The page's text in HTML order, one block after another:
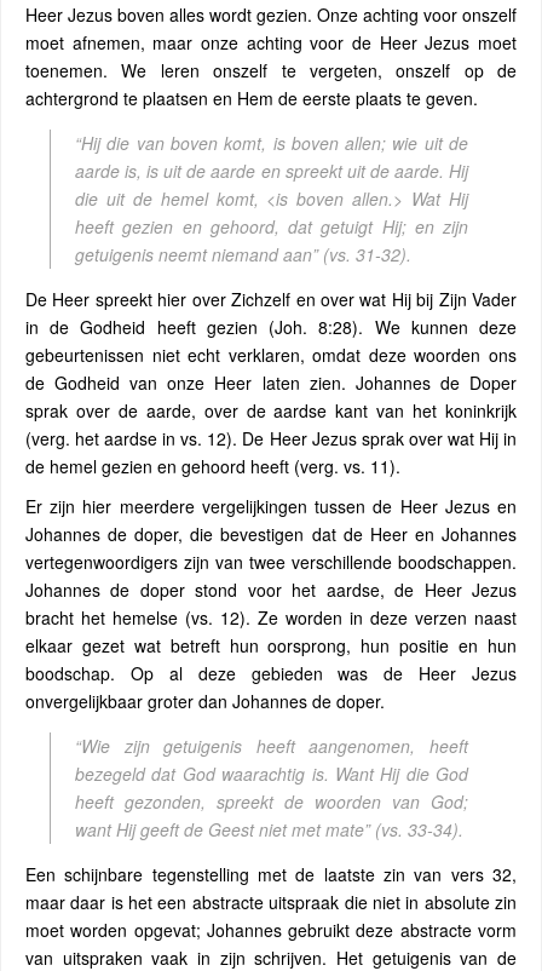
Heer Jezus boven alles wordt gezien. Onze achting voor onszelf
moet afnemen, maar onze achting voor de Heer Jezus moet
toenemen. We leren onszelf te vergeten, onszelf op de
achtergrond te plaatsen en Hem de eerste plaats te geven.
“Hij die van boven komt, is boven allen; wie uit de
aarde is, is uit de aarde en spreekt uit de aarde. Hij
die uit de hemel komt, <is boven allen.> Wat Hij
heeft gezien en gehoord, dat getuigt Hij; en zijn
getuigenis neemt niemand aan”(vs. 31-32).
De Heer spreekt hier over Zichzelf en over wat Hij bij Zijn Vader
in de Godheid heeft gezien (Joh. 8:28). We kunnen deze
gebeurtenissen niet echt verklaren, omdat deze woorden ons
de Godheid van onze Heer laten zien. Johannes de Doper
sprak over de aarde, over de aardse kant van het koninkrijk
(verg. het aardse in vs. 12). De Heer Jezus sprak over wat Hij in
de hemel gezien en gehoord heeft (verg. vs. 11).
Er zijn hier meerdere vergelijkingen tussen de Heer Jezus en
Johannes de doper, die bevestigen dat de Heer en Johannes
vertegenwoordigers zijn van twee verschillende boodschappen.
Johannes de doper stond voor het aardse, de Heer Jezus
bracht het hemelse (vs. 12). Ze worden in deze verzen naast
elkaar gezet wat betreft hun oorsprong, hun positie en hun
boodschap. Op al deze gebieden was de Heer Jezus
onvergelijkbaar groter dan Johannes de doper.
“Wie zijn getuigenis heeft aangenomen, heeft
bezegeld dat God waarachtig is. Want Hij die God
heeft gezonden, spreekt de woorden van God;
want Hij geeft de Geest niet met mate”(vs. 33-34).
Een schijnbare tegenstelling met de laatste zin van vers 32,
maar daar is het een abstracte uitspraak die niet in absolute zin
moet worden opgevat; Johannes gebruikt deze abstracte vorm
van uitspraken vaak in zijn schrijven. Het getuigenis van de